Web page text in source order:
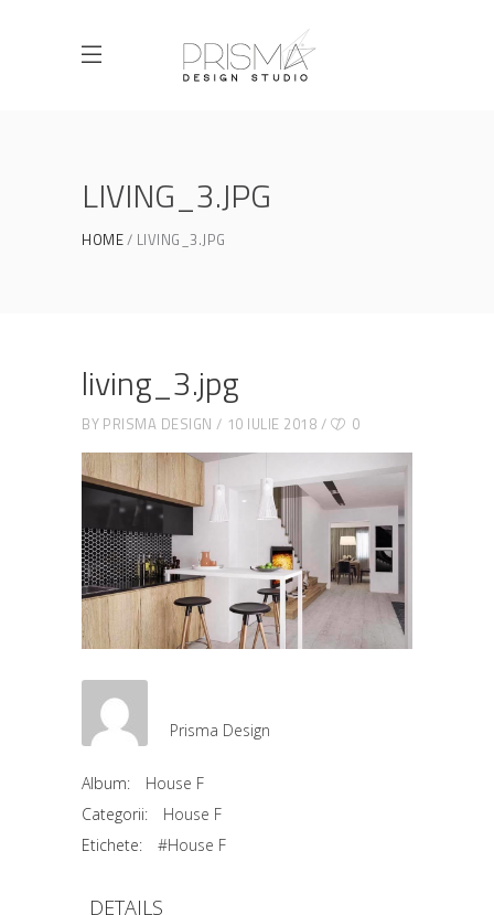
LIVING_3.JPG
HOME LIVING_3.JPG
living_3.jpg
BY PRISMA DESIGN 10 IULIE 2018 0
Prisma Design
Album:
House F
Categorii:
House F
Etichete:
#House F
DETAILS